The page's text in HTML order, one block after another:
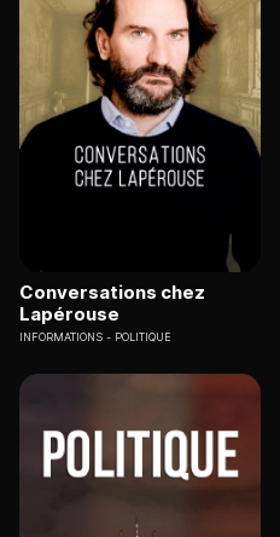
Conversations chez
Lapérouse
INFORMATIONS POLITIQUE